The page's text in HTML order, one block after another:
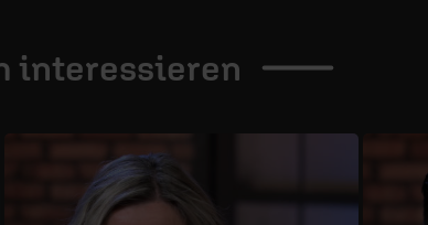
interessieren